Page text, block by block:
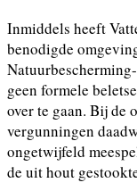
Inmiddels heeft
benodigde
geen formele
over te gaan. Bij de
vergunningen
ongetwijfeld
de uit hout